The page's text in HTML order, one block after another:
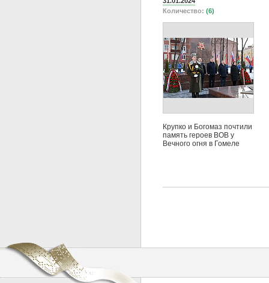
Количество: (6)
Крупко и Богомаз почтили
память героев ВОВ у
Вечного огня в Гомеле